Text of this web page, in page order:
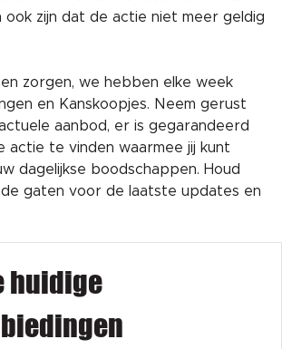
ook zijn dat de actie niet meer geldig
zorgen, we hebben elke week
en Kanskoopjes. Neem gerust
aanbod, er is gegarandeerd
actie te vinden waarmee jij kunt
dagelijkse boodschappen. Houd
gaten voor de laatste updates en
huidige